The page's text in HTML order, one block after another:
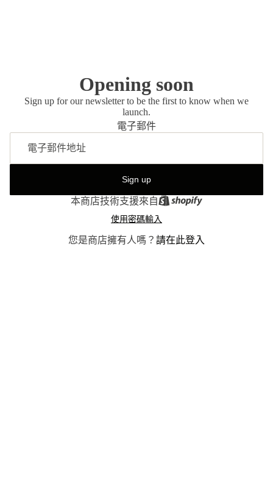
Opening soon
Sign up for our newsletter to be the first to know when we
launch.
電子郵件
Sign up
本商店技術支援來自
使用密碼輸入
您是商店擁有人嗎？ 請在此登入